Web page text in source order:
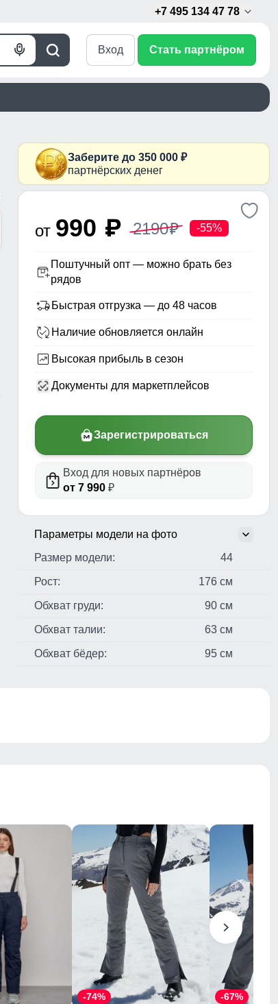
+7 495 134 47 78
Поиск
Голосовой
Вход Стать партнёром
Заберите до 350 000 ₽
партнёрских денег
от 990 p 2190p -55%
Поштучный опт — можно брать без
рядов
Быстрая отгрузка — до 48 часов
Наличие обновляется онлайн
Высокая прибыль в сезон
Документы для маркетплейсов
Зарегистрироваться
Вход для новых партнёров
от 7 990 ₽
Параметры модели на фото
Размер модели:
44
Рост: 176 см
Обхват груди: 90 см
Обхват талии: 63 см
Обхват бёдер: 95 см
-74% -67%